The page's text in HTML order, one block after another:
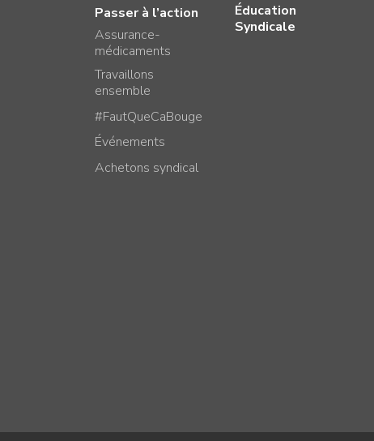
Passer à l’action
Assurance-
médicaments
Travaillons
ensemble
#FautQueCaBouge
Événements
Achetons syndical
Éducation
Syndicale